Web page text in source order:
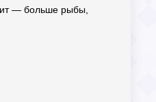
— больше рыбы,